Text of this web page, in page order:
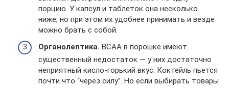
порцию. У капсул и таблеток она несколько
ниже, но при этом их удобнее принимать и везде
можно брать с собой.
Органолептика. ВСАА в порошке имеют
существенный недостаток — у них достаточно
неприятный кисло-горький вкус. Коктейль пьется
почти что “через силу”. Но если выбирать товары